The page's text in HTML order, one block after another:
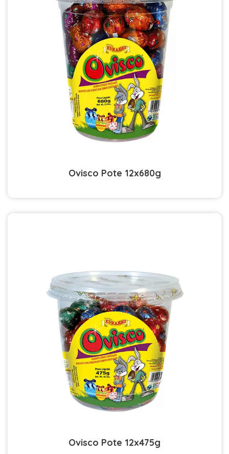
Ovisco Pote 12x680g
Ovisco Pote 12x475g